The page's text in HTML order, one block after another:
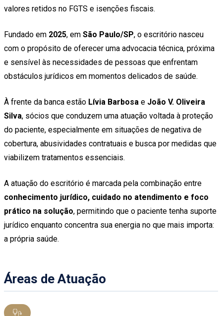
valores retidos no FGTS e isenções fiscais.
Fundado em 2025, em São Paulo/SP, o escritório nasceu
com o propósito de oferecer uma advocacia técnica, próxima
e sensível às necessidades de pessoas que enfrentam
obstáculos jurídicos em momentos delicados de saúde.
À frente da banca estão Lívia Barbosa e João V. Oliveira
Silva, sócios que conduzem uma atuação voltada à proteção
do paciente, especialmente em situações de negativa de
cobertura, abusividades contratuais e busca por medidas que
viabilizem tratamentos essenciais.
A atuação do escritório é marcada pela combinação entre
conhecimento jurídico, cuidado no atendimento e foco
prático na solução, permitindo que o paciente tenha suporte
jurídico enquanto concentra sua energia no que mais importa:
a própria saúde.
Áreas de Atuação